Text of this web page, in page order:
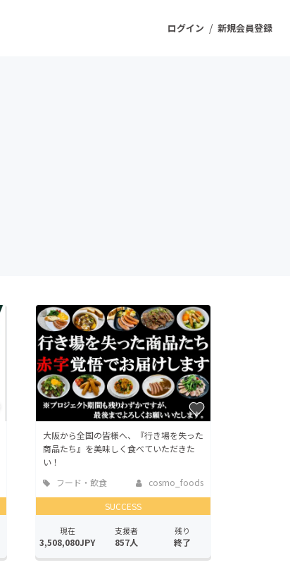
ログイン / 新規会員登録
大阪から全国の皆様へ、『行き場を失った
商品たち』を美味しく食べていただきた
い！
フード・飲食
cosmo_foods
SUCCESS
現在
3,508,080JPY
支援者
857人
残り
終了